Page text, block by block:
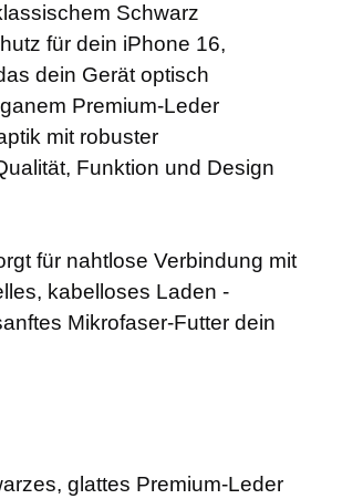
Schwarz
für dein iPhone 16,
dein Gerät optisch
Premium-Leder
mit robuster
Funktion und Design
für nahtlose Verbindung mit
kabelloses Laden -
Mikrofaser-Futter dein
glattes Premium-Leder